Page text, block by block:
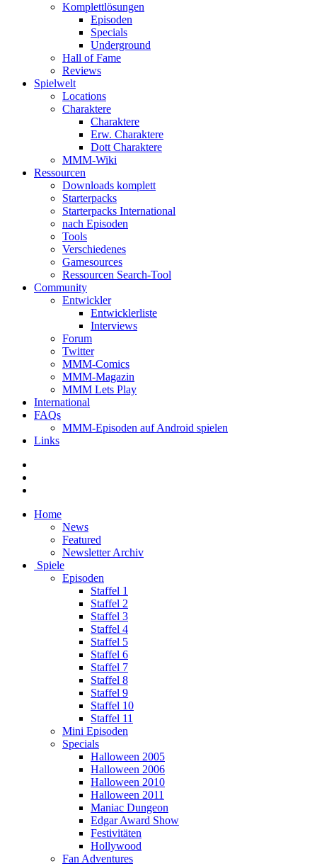
Komplettlösungen
Episoden
Specials
Underground
Hall of Fame
Reviews
Spielwelt
Locations
Charaktere
Charaktere
Erw. Charaktere
Dott Charaktere
MMM-Wiki
Ressourcen
Downloads komplett
Starterpacks
Starterpacks International
nach Episoden
Tools
Verschiedenes
Gamesources
Ressourcen Search-Tool
Community
Entwickler
Entwicklerliste
Interviews
Forum
Twitter
MMM-Comics
MMM-Magazin
MMM Lets Play
International
FAQs
MMM-Episoden auf Android spielen
Links
Home
News
Featured
Newsletter Archiv
Spiele
Episoden
Staffel 1
Staffel 2
Staffel 3
Staffel 4
Staffel 5
Staffel 6
Staffel 7
Staffel 8
Staffel 9
Staffel 10
Staffel 11
Mini Episoden
Specials
Halloween 2005
Halloween 2006
Halloween 2010
Halloween 2011
Maniac Dungeon
Edgar Award Show
Festivitäten
Hollywood
Fan Adventures